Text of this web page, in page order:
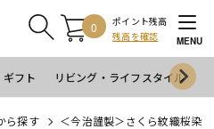
0
ポイント残高
残高を確認
MENU
ギフト リビング・ライフスタイル
ら探す
＜今治謹製＞さくら紋織桜染